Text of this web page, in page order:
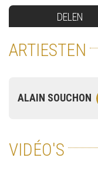
DELEN
ARTIESTEN
ALAIN SOUCHON
VIDÉO'S